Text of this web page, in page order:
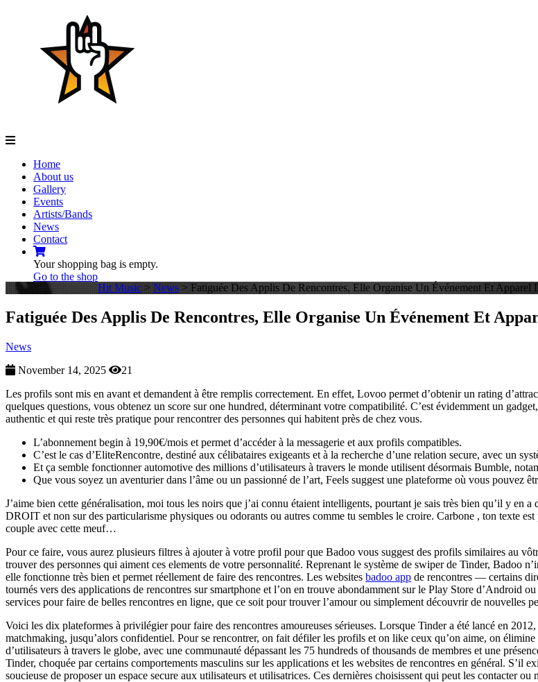
Home
About us
Gallery
Events
Artists/Bands
News
Contact
Your shopping bag is empty.
Go to the shop
Hit Music > News > Fatiguée Des Applis De Rencontres, Elle Organise Un Événement Et Apparel
Fatiguée Des Applis De Rencontres, Elle Organise Un Événement Et
News
November 14, 2025
21
Les profils sont mis en avant et demandent à être remplis correctement. En effet, Lovoo permet d’obtenir un rating
quelques questions, vous obtenez un score sur one hundred, déterminant votre compatibilité. C’est évidemment un
authentic et qui reste très pratique pour rencontrer des personnes qui habitent près de chez vous.
L’abonnement begin à 19,90€/mois et permet d’accéder à la messagerie et aux profils compatibles.
C’est le cas d’EliteRencontre, destiné aux célibataires exigeants et à la recherche d’une relation secure, avec un
Et ça semble fonctionner automotive des millions d’utilisateurs à travers le monde utilisent désormais Bumble,
Que vous soyez un aventurier dans l’âme ou un passionné de l’art, Feels suggest une plateforme où vous pouvez
J’aime bien cette généralisation, moi tous les noirs que j’ai connu étaient intelligents, pourtant je sais très bien qu’il y en
DROIT et non sur des particularisme physiques ou odorants ou autres comme tu sembles le croire. Carbone , ton texte
couple avec cette meuf…
Pour ce faire, vous aurez plusieurs filtres à ajouter à votre profil pour que Badoo vous suggest des profils similaires au
trouver des personnes qui aiment ces elements de votre personnalité. Reprenant le système de swiper de Tinder, Badoo
elle fonctionne très bien et permet réellement de faire des rencontres. Les websites badoo app de rencontres — certains
tournés vers des applications de rencontres sur smartphone et l’on en trouve abondamment sur le Play Store d’Android
services pour faire de belles rencontres en ligne, que ce soit pour trouver l’amour ou simplement découvrir de nouvelles
Voici les dix plateformes à privilégier pour faire des rencontres amoureuses sérieuses. Lorsque Tinder a été lancé en
matchmaking, jusqu’alors confidentiel. Pour se rencontrer, on fait défiler les profils et on like ceux qu’on aime, on
d’utilisateurs à travers le globe, avec une communauté dépassant les 75 hundreds of thousands de membres et une
Tinder, choquée par certains comportements masculins sur les applications et les websites de rencontres en général. S’il
soucieuse de proposer un espace secure aux utilisateurs et utilisatrices. Ces dernières choisissent qui peut les contacter